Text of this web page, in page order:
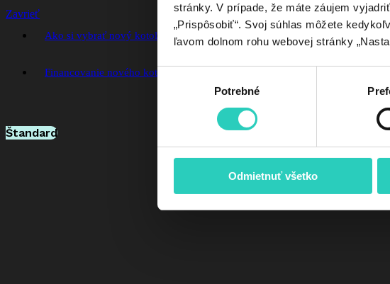
stránky. V prípade, že máte záujem
„Prispôsobiť“. Svoj súhlas môžete
ľavom dolnom rohu webovej stránky
Výber
Potrebné
Odmietnuť všetko
Zavrieť
Ako si vybrať nový kotol Chcem poukaz na nový kotol Ako použiť
Financovanie nového kotla so zvýhodnenými podmienkami
Štandard